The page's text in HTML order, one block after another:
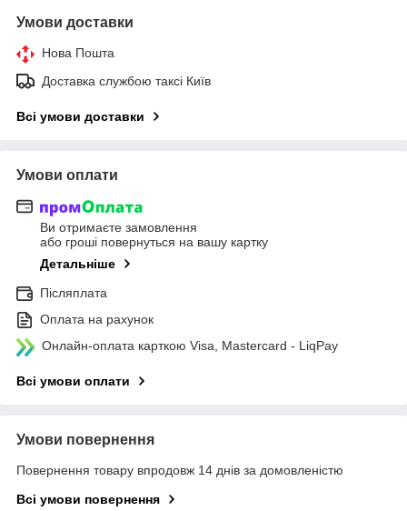
Умови доставки
Нова Пошта
Доставка службою таксі Київ
Всі умови доставки
Умови оплати
Ви отримаєте замовлення
або гроші повернуться на вашу картку
Детальніше
Післяплата
Оплата на рахунок
Онлайн-оплата карткою Visa, Mastercard - LiqPay
Всі умови оплати
Умови повернення
Повернення товару впродовж 14 днів за домовленістю
Всі умови повернення